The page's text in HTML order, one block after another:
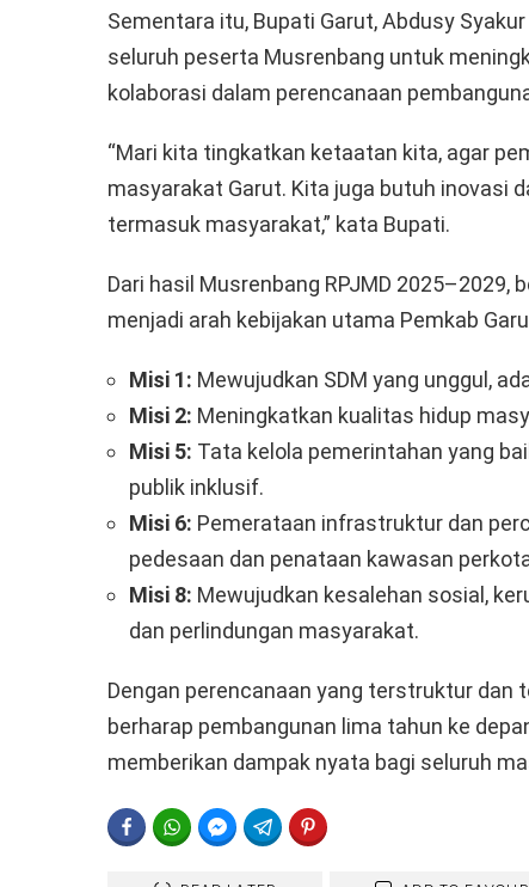
Sementara itu, Bupati Garut, Abdusy
seluruh peserta Musrenbang untuk
kolaborasi dalam perencanaan
“Mari kita tingkatkan ketaatan kita, agar
masyarakat Garut. Kita juga butuh inovasi
termasuk masyarakat,” kata Bupati.
Dari hasil Musrenbang RPJMD 2025–2029,
menjadi arah kebijakan utama Pemkab
Misi 1: Mewujudkan SDM yang unggul,
Misi 2: Meningkatkan kualitas hidup
Misi 5: Tata kelola pemerintahan yang
publik inklusif.
Misi 6: Pemerataan infrastruktur dan
pedesaan dan penataan kawasan
Misi 8: Mewujudkan kesalehan sosial,
dan perlindungan masyarakat.
Dengan perencanaan yang terstruktur dan
berharap pembangunan lima tahun ke
memberikan dampak nyata bagi seluruh
FACEBOOKWHATSAPPFACEBOOK MESSENGER
TELEGRAM